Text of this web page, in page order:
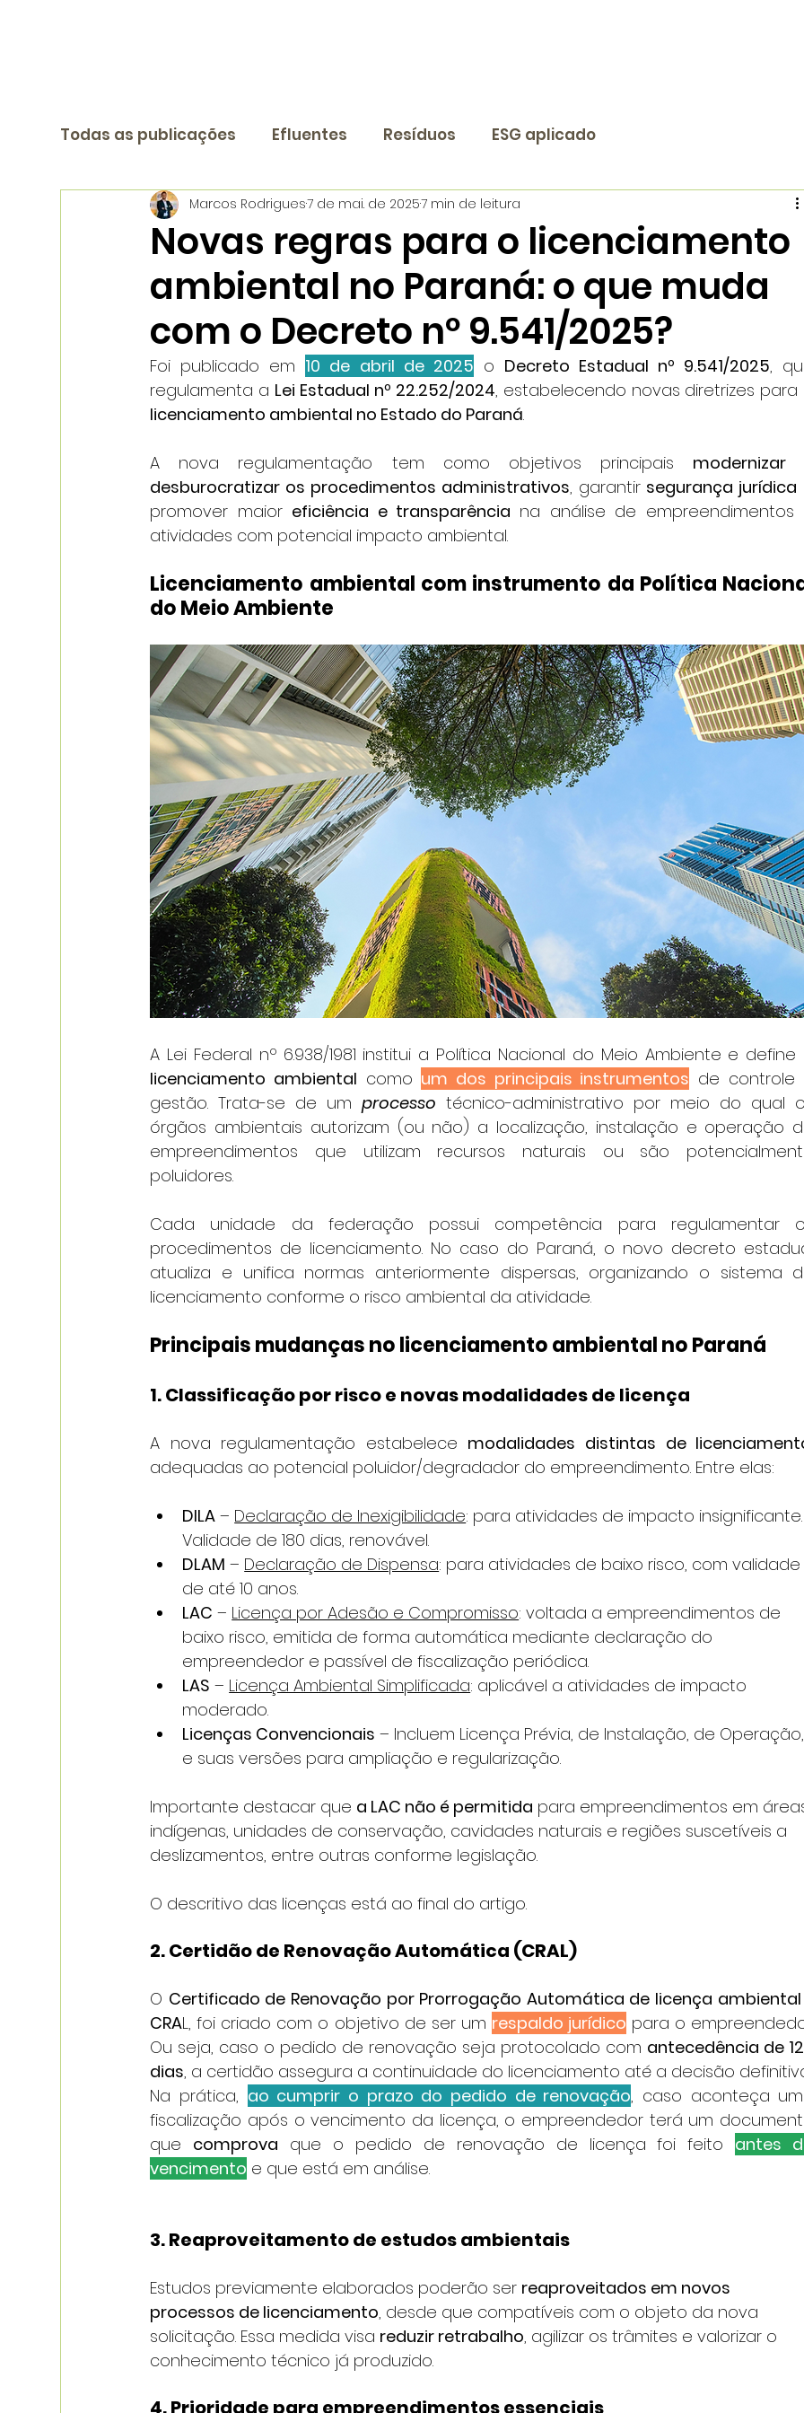
Todas as publicações Efluentes Resíduos ESG aplicado
Novas regras para o licenciamento
ambiental no Paraná: o que muda
com o Decreto nº 9.541/2025?
Marcos Rodrigues7 de mai. de 20257 min de leitura
Foi publicado em 10 de abril de 2025 o Decreto Estadual nº 9.541/2025,
regulamenta a Lei Estadual nº 22.252/2024
licenciamento ambiental no Estado do Paraná.
A nova regulamentação tem como objetivos principais modernizar
desburocratizar os procedimentos administrativos, garantir segurança jurídica
promover maior eficiência e transparência na análise de empreendimentos
atividades com potencial impacto ambiental.
Licenciamento ambiental com instrumento da Política
do Meio Ambiente
licenciamento ambiental como um dos principais instrumentos de controle
gestão. Trata-se de um processo técnico-administrativo por meio do qual
órgãos ambientais autorizam (ou não) a localização, instalação e operação
empreendimentos que utilizam recursos naturais ou são
poluidores.
Cada unidade da federação possui competência para regulamentar
procedimentos de licenciamento. No caso do Paraná, o novo decreto
atualiza e unifica normas anteriormente dispersas, organizando o sistema
licenciamento conforme o risco ambiental da atividade.
Principais mudanças no licenciamento ambiental no Paraná
1. Classificação por risco e novas modalidades de licença
A nova regulamentação estabelece modalidades distintas de
adequadas ao potencial poluidor/degradador do empreendimento. Entre elas:
DILA – Declaração de Inexigibilidade: para atividades de impacto insignificante.
Validade de 180 dias, renovável.
DLAM – Declaração de Dispensa: para atividades de baixo risco, com validade
de até 10 anos.
LAC – Licença por Adesão e Compromisso: voltada a empreendimentos de
baixo risco, emitida de forma automática mediante declaração do
empreendedor e passível de fiscalização periódica.
LAS – Licença Ambiental Simplificada: aplicável a atividades de impacto
moderado.
Licenças Convencionais – Incluem Licença Prévia, de Instalação, de Operação,
e suas versões para ampliação e regularização.
Importante destacar que a LAC não é permitida para empreendimentos em
indígenas, unidades de conservação, cavidades naturais e regiões suscetíveis a
deslizamentos, entre outras conforme legislação.
O descritivo das licenças está ao final do artigo.
2. Certidão de Renovação Automática (CRAL)
O Certificado de Renovação por Prorrogação Automática de licença
CRAL, foi criado com o objetivo de ser um respaldo jurídico para o
Ou seja, caso o pedido de renovação seja protocolado com antecedência de
dias, a certidão assegura a continuidade do licenciamento até a decisão
Na prática, ao cumprir o prazo do pedido de renovação, caso aconteça
fiscalização após o vencimento da licença, o empreendedor terá um
que comprova que o pedido de renovação de licença foi feito antes
vencimento e que está em análise.
3. Reaproveitamento de estudos ambientais
Estudos previamente elaborados poderão ser reaproveitados em novos
processos de licenciamento, desde que compatíveis com o objeto da nova
solicitação. Essa medida visa reduzir retrabalho, agilizar os trâmites e valorizar o
conhecimento técnico já produzido.
4. Prioridade para empreendimentos essenciais